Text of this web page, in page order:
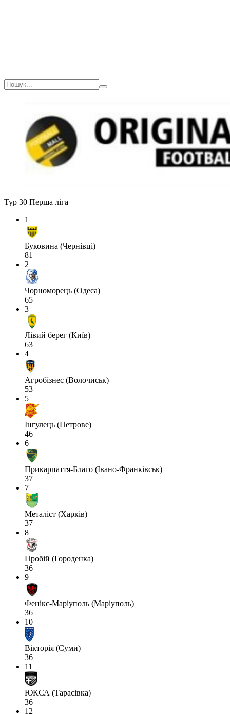
Тур 30 Перша ліга
1
Буковина (Чернівці)
81
2
Чорноморець (Одеса)
65
3
Лівий берег (Київ)
63
4
Агробізнес (Волочиськ)
53
5
Інгулець (Петрове)
46
6
Прикарпаття-Благо (Івано-Франківськ)
37
7
Металіст (Харків)
37
8
Пробій (Городенка)
36
9
Фенікс-Маріуполь (Маріуполь)
36
10
Вікторія (Суми)
36
11
ЮКСА (Тарасівка)
36
12